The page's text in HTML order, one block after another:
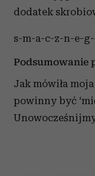
dodatek
s-m-a-c-z-n-e-
Podsumowanie
Jak mówiła
powinny być